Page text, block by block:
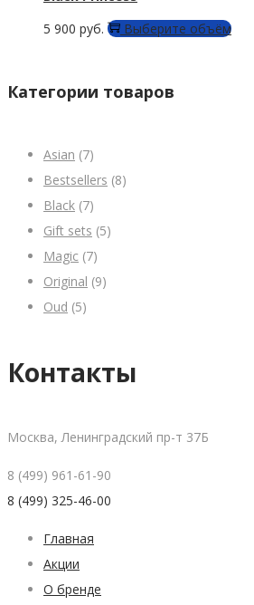
5 900 руб. Выберите объёмЭтот
Категории товаров
Asian (7)
Bestsellers (8)
Black (7)
Gift sets (5)
Magic (7)
Original (9)
Oud (5)
Контакты
Москва, Ленинградский пр-т 37Б
8 (499) 961-61-90
8 (499) 325-46-00
Главная
Акции
О бренде